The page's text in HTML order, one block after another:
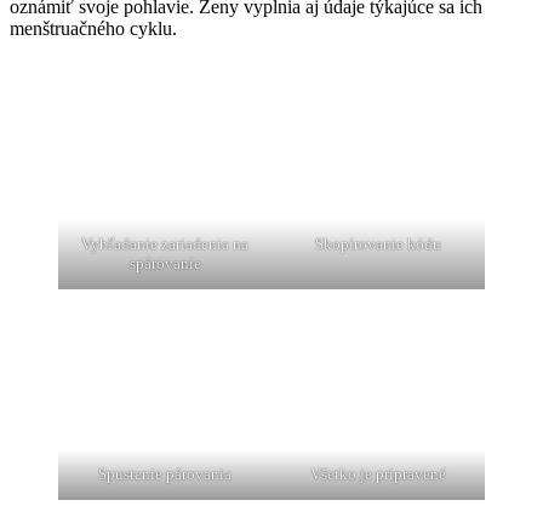
oznámiť svoje pohlavie. Ženy vyplnia aj údaje týkajúce sa ich
menštruačného cyklu.
Vyhľadanie zariadenia na
spárovanie
Skopírovanie kódu
Spustenie párovania Všetko je pripravené